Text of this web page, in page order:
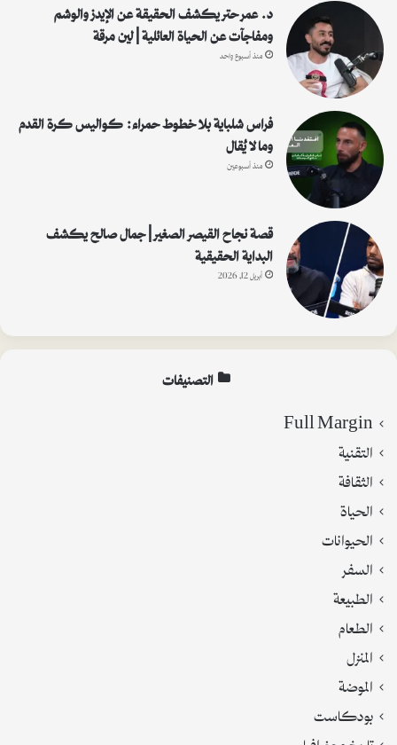
د. عمر حتر يكشف الحقيقة عن الإيدز والوشم
ومفاجآت عن الحياة العائلية | لين مرقة
منذ أسبوع واحد
فراس شلباية بلا خطوط حمراء: كواليس كرة القدم
وما لا يُقال
منذ أسبوعين
قصة نجاح القيصر الصغير | جمال صالح يكشف
البداية الحقيقية
أبريل 12, 2026
التصنيفات
Full Margin
التقنية
الثقافة
الحياة
الحيوانات
السفر
الطبيعة
الطعام
المنزل
الموضة
بودكاست